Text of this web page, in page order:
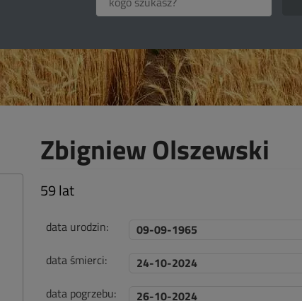
Zbigniew Olszewski
59 lat
data urodzin:
09-09-1965
data śmierci:
24-10-2024
data pogrzebu:
26-10-2024